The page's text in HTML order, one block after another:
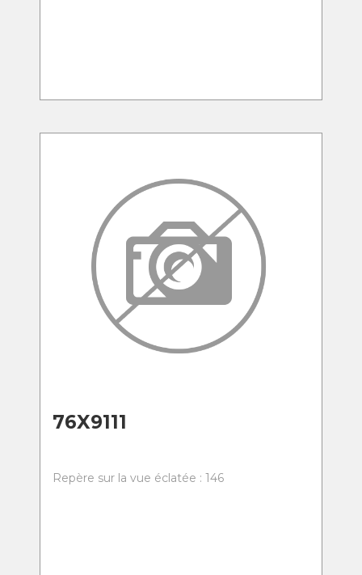
76X9111
Repère sur la vue éclatée : 146